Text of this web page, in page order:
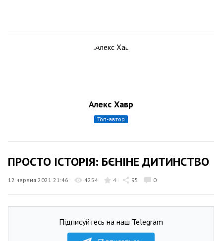
Алекс Хавр
топ-автор
ПРОСТО ІСТОРІЯ: БЄНІНЕ ДИТИНСТВО
12 червня 2021 21:46 4254 4 95 0
Підписуйтесь на наш Telegram